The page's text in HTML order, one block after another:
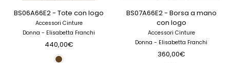
BS06A66E2 - Tote con logo
Accessori Cinture
Donna - Elisabetta Franchi
440,00€
BS07A66E2 - Borsa a mano
con logo
Accessori Cinture
Donna - Elisabetta Franchi
360,00€